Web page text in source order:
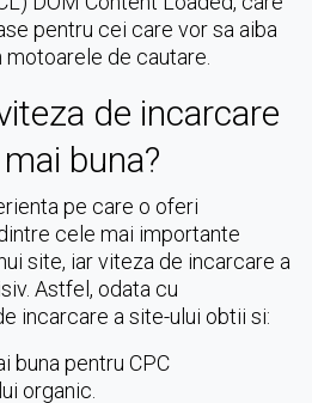
pentru cei care vor sa aiba
de cautare.
de incarcare
buna?
pe care o oferi
cele mai importante
site, iar viteza de incarcare a
Astfel, odata cu
incarcare a site-ului obtii si:
buna pentru CPC
organic.